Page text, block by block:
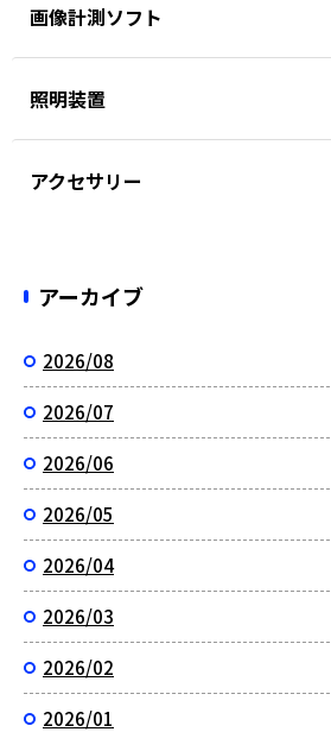
画像計測ソフト
照明装置
アクセサリー
アーカイブ
2026/08
2026/07
2026/06
2026/05
2026/04
2026/03
2026/02
2026/01